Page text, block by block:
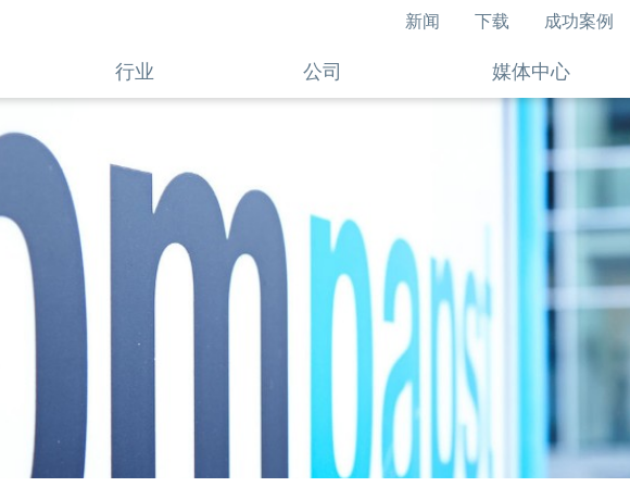
新闻 下载 成功案例
行业 公司 媒体中心